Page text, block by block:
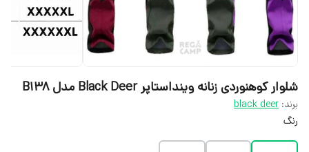
شلوار کوهنوردی زنانه وینداستاپر Black Deer مدل B138
برند: black deer
رنگ